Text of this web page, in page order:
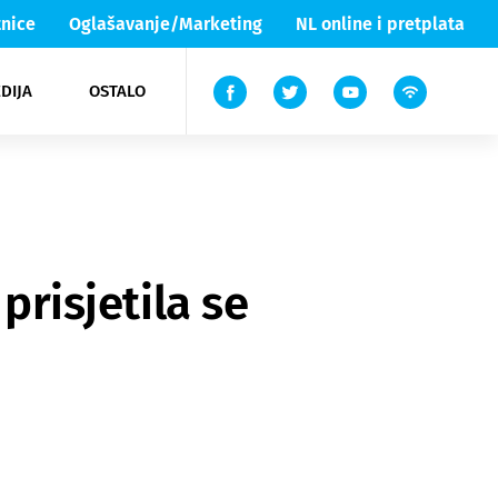
Oglašavanje/Marketing NL online i pretplata
OSTALO
Lika & Senj
TV
se